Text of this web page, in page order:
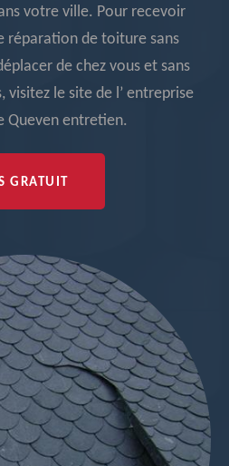
votre ville. Pour recevoir
réparation de toiture sans
de chez vous et sans
visitez le site de l’ entreprise
Queven entretien.
GRATUIT